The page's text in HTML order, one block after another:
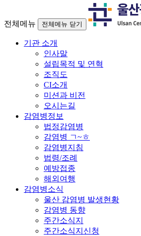
전체메뉴 전체메뉴 닫기
기관 소개
인사말
설립목적 및 연혁
조직도
CI소개
미션과 비전
오시는길
감염병정보
법정감염병
감염병 ㄱ~ㅎ
감염병지침
법령/조례
예방접종
해외여행
감염병소식
울산 감염병 발생현황
감염병 동향
주간소식지
주간소식지신청